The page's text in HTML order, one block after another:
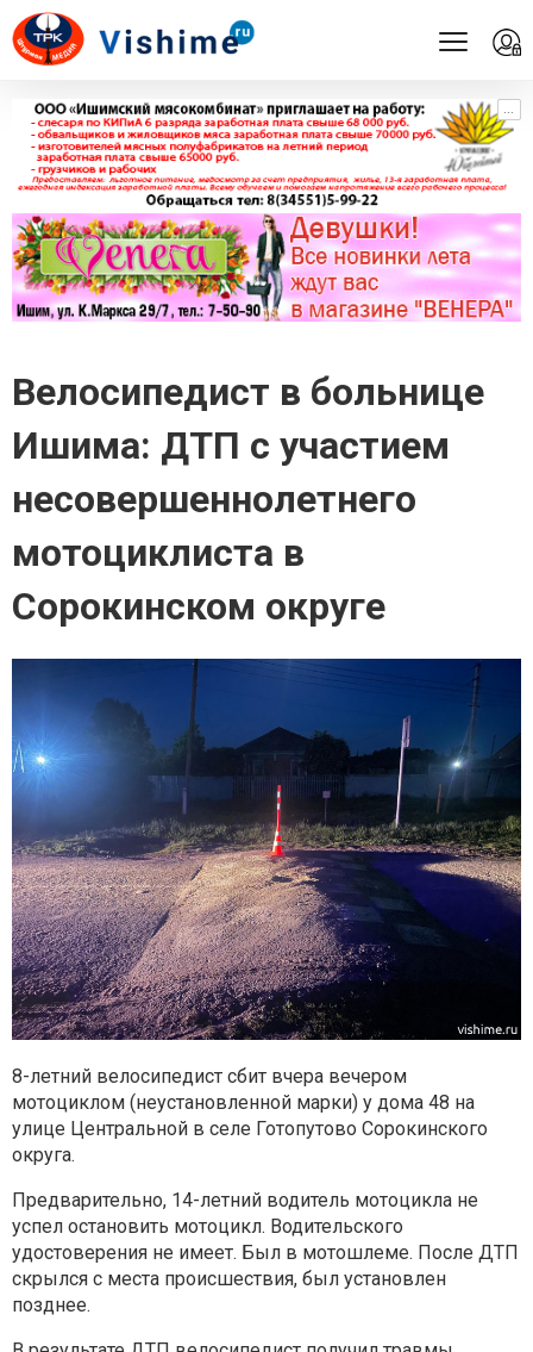
...
...
Велосипедист в больнице
Ишима: ДТП с участием
несовершеннолетнего
мотоциклиста в
Сорокинском округе
8-летний велосипедист сбит вчера вечером
мотоциклом (неустановленной марки) у дома 48 на
улице Центральной в селе Готопутово Сорокинского
округа.
Предварительно, 14-летний водитель мотоцикла не
успел остановить мотоцикл. Водительского
удостоверения не имеет. Был в мотошлеме. После ДТП
скрылся с места происшествия, был установлен
позднее.